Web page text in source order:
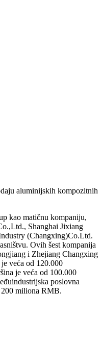
aluminijskih kompozitnih
kao matičnu kompaniju,
Shanghai Jixiang
(Changxing)Co.Ltd.
Ovih šest kompanija
i Zhejiang Changxing
veća od 120.000
je veća od 100.000
poslovna
200 miliona RMB.